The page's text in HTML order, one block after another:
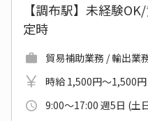
【調布駅】未経験
定時
貿易補助業務 / 輸出業
時給 1,500円～1,500円
9:00～17:00 週5日 (土